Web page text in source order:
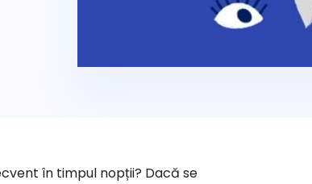
în timpul nopții? Dacă se